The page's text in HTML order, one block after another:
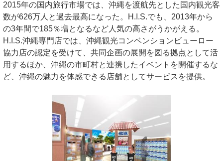
2015年の国内旅行市場では、沖縄を渡航先とした国内観光客
数が626万人と過去最高になった。H.I.S.でも、2013年から
の3年間で185％増となるなど人気の高さがうかがえる。
H.I.S.沖縄専門店では、沖縄観光コンベンションビューロー
協力店の認定を受けて、共同企画の展開を図る拠点として活
用するほか、沖縄の市町村と連携したイベントを開催するな
ど、沖縄の魅力を体感できる店舗としてサービスを提供。